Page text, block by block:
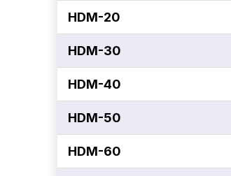
HDM-20
HDM-30
HDM-40
HDM-50
HDM-60